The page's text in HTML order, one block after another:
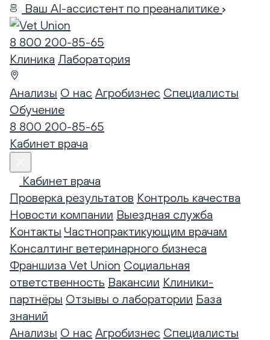
Ваш AI-ассистент по преаналитике
8 800 200-85-65
Клиника Лаборатория
Анализы О нас Агробизнес Специалисты
Обучение
8 800 200-85-65
Кабинет врача
Кабинет врача
Проверка результатов Контроль качества
Новости компании Выездная служба
Контакты Частнопрактикующим врачам
Консалтинг ветеринарного бизнеса
Франшиза Vet Union Социальная
ответственность Вакансии Клиники-
партнёры Отзывы о лаборатории База
знаний
Анализы О нас Агробизнес Специалисты